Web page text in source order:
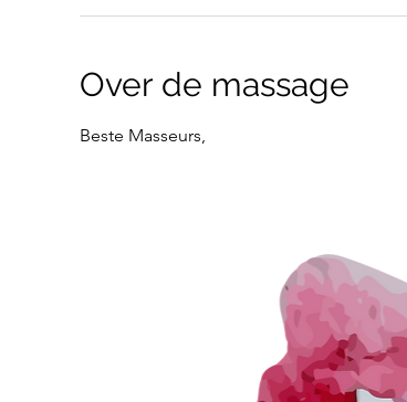
Over de massage
Beste Masseurs,